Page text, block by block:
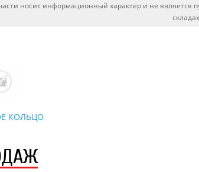
носит информационный характер и не является
КОЛЬЦО